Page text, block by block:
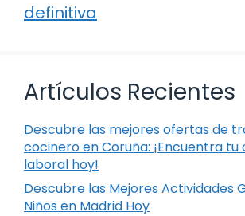
definitiva
Artículos Recientes
Descubre las mejores ofertas de
cocinero en Coruña: ¡Encuentra
laboral hoy!
Descubre las Mejores Actividades
Niños en Madrid Hoy